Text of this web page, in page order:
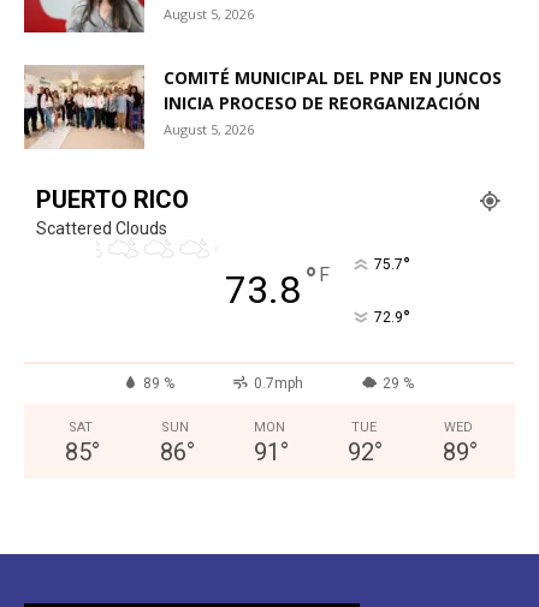
August 5, 2026
COMITÉ MUNICIPAL DEL PNP EN JUNCOS
INICIA PROCESO DE REORGANIZACIÓN
August 5, 2026
PUERTO RICO
Scattered Clouds
73.8° F 75.7°
72.9°
89 % 0.7mph 29 %
SAT
85°
SUN
86°
MON
91 °
TUE
92°
WED
89°